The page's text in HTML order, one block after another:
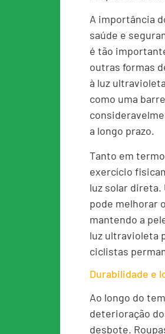
A importância
saúde e
é tão
outras formas
à luz
como uma
a longo prazo.
Tanto em
exercício
luz solar
pode melhorar
mantendo a
luz ultravioleta
ciclistas
Durabilidade e
Ao longo do
deterioração
desbote.